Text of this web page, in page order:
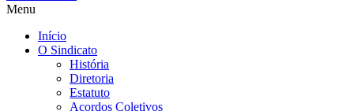
Menu
Início
O Sindicato
História
Diretoria
Estatuto
Acordos Coletivos